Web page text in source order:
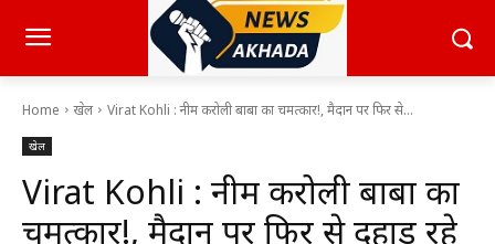
Home खेल Virat Kohli : नीम करोली बाबा का चमत्कार!, मैदान पर फिर से...
खेल
Virat Kohli : नीम करोली बाबा का
चमत्कार!, मैदान पर फिर से दहाड़ रहे